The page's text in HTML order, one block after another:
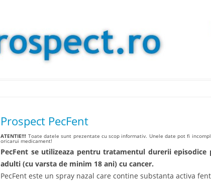
Prospect PecFent
ATENTIE!!! Toate datele sunt prezentate cu scop informativ. Unele date pot fi
oricarui medicament!
PecFent se utilizeaza pentru tratamentul durerii
adulti (cu varsta de minim 18 ani) cu cancer.
PecFent este un spray nazal care contine substanta activa